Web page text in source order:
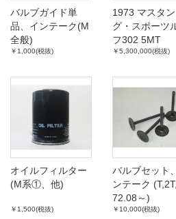
バルブガイド単
品、インテーク(M
全般)
￥1,000(税抜)
1973 マスタン
グ・スポーツ
フ302 5MT
￥5,300,000(税抜)
オイルフィルター
(M系①、他)
￥1,500(税抜)
バルブセット
ンテーク
72.08～)
￥10,000(税抜)